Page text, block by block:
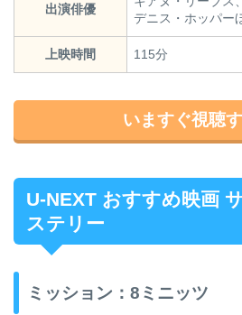
出演俳優
デニス・ホッパー
上映時間 115分
いますぐ視聴
U-NEXT おすすめ映画
ステリー
ミッション：8ミニッツ